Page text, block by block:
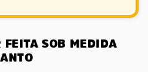
FEITA SOB MEDIDA